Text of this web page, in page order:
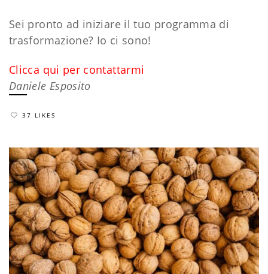
Sei pronto ad iniziare il tuo programma di
trasformazione? Io ci sono!
Clicca qui per contattarmi
Daniele Esposito
37 LIKES